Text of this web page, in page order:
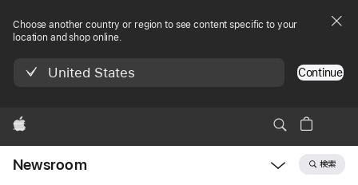
Choose another country or region to see content specific to your
location and shop online.
United States Continue
Apple
Newsroom 検索